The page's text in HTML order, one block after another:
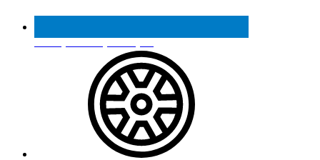
Реестр МинПромТорга